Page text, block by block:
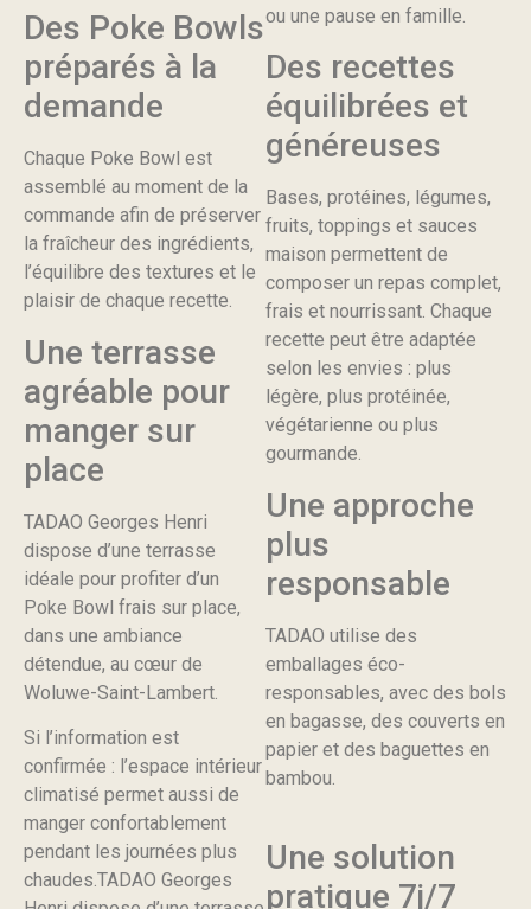
Des Poke Bowls
préparés à la
demande
Chaque Poke Bowl est
assemblé au moment de la
commande afin de préserver
la fraîcheur des ingrédients,
l’équilibre des textures et le
plaisir de chaque recette.
Une terrasse
agréable pour
manger sur
place
TADAO Georges Henri
dispose d’une terrasse
idéale pour profiter d’un
Poke Bowl frais sur place,
dans une ambiance
détendue, au cœur de
Woluwe-Saint-Lambert.
Si l’information est
confirmée : l’espace intérieur
climatisé permet aussi de
manger confortablement
pendant les journées plus
chaudes.TADAO Georges
ou une pause en famille.
Des recettes
équilibrées et
généreuses
Bases, protéines, légumes,
fruits, toppings et sauces
maison permettent de
composer un repas complet,
frais et nourrissant. Chaque
recette peut être adaptée
selon les envies : plus
légère, plus protéinée,
végétarienne ou plus
gourmande.
Une approche
plus
responsable
TADAO utilise des
emballages éco-
responsables, avec des bols
en bagasse, des couverts en
papier et des baguettes en
bambou.
Une solution
pratique 7j/7